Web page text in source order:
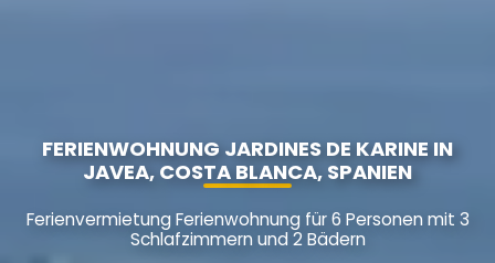
FERIENWOHNUNG JARDINES DE KARINE IN
JAVEA, COSTA BLANCA, SPANIEN
Ferienvermietung Ferienwohnung für 6 Personen mit 3
Schlafzimmern und 2 Bädern